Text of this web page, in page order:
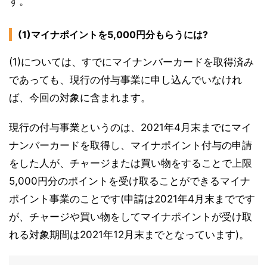
(1)マイナポイントを5,000円分もらうには?
(1)については、すでにマイナンバーカードを取得済み
であっても、現行の付与事業に申し込んでいなけれ
ば、今回の対象に含まれます。
現行の付与事業というのは、2021年4月末までにマイ
ナンバーカードを取得し、マイナポイント付与の申請
をした人が、チャージまたは買い物をすることで上限
5,000円分のポイントを受け取ることができるマイナ
ポイント事業のことです(申請は2021年4月末までです
が、チャージや買い物をしてマイナポイントが受け取
れる対象期間は2021年12月末までとなっています)。